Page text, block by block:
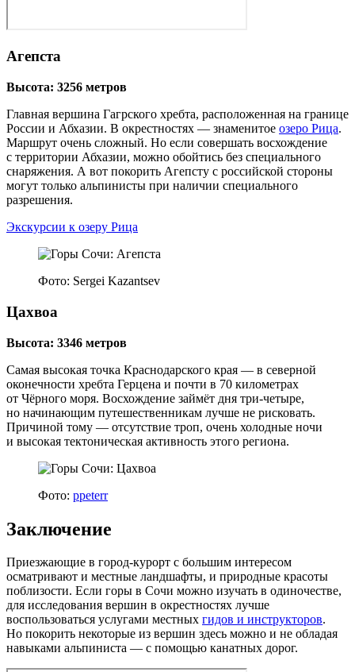
Агепста
Высота: 3256 метров
Главная вершина Гагрского хребта, расположенная на границе
России и Абхазии. В окрестностях — знаменитое озеро Рица.
Маршрут очень сложный. Но если совершать восхождение
с территории Абхазии, можно обойтись без специального
снаряжения. А вот покорить Агепсту с российской стороны
могут только альпинисты при наличии специального
разрешения.
Экскурсии к озеру Рица
Фото: Sergei Kazantsev
Цахвоа
Высота: 3346 метров
Самая высокая точка Краснодарского края — в северной
оконечности хребта Герцена и почти в 70 километрах
от Чёрного моря. Восхождение займёт дня три-четыре,
но начинающим путешественникам лучше не рисковать.
Причиной тому — отсутствие троп, очень холодные ночи
и высокая тектоническая активность этого региона.
Фото: ppeterr
Заключение
Приезжающие в город-курорт с большим интересом
осматривают и местные ландшафты, и природные красоты
поблизости. Если горы в Сочи можно изучать в одиночестве,
для исследования вершин в окрестностях лучше
воспользоваться услугами местных гидов и инструкторов.
Но покорить некоторые из вершин здесь можно и не обладая
навыками альпиниста — с помощью канатных дорог.